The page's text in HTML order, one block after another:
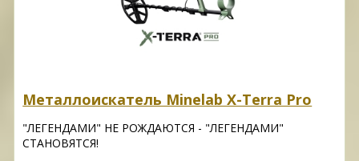
Металлоискатель Minelab X-Terra Pro
"ЛЕГЕНДАМИ" НЕ РОЖДАЮТСЯ - "ЛЕГЕНДАМИ"
СТАНОВЯТСЯ!